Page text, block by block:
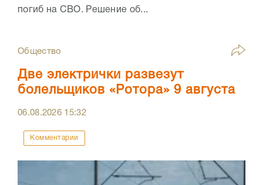
погиб на СВО. Решение об...
Общество
Две электрички развезут
болельщиков «Ротора» 9 августа
06.08.2026 15:32
Комментарии